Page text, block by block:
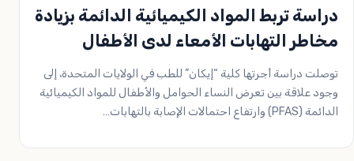
دراسة تربط المواد الكيميائية الدائمة بزيادة
مخاطر التهابات الأمعاء لدى الأطفال
توصلت دراسة أجرتها كلية “إيكان” للطب في الولايات المتحدة، إلى
وجود علاقة بين تعرض النساء الحوامل والأطفال للمواد الكيميائية
الدائمة (PFAS) وارتفاع احتمالات الإصابة بالتهابات…